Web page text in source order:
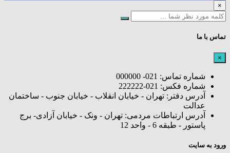
×
تماس با ما
×
شماره تماس: 021- 000000
شماره فکس: 021-222222
آدرس دفتر: تهران - خیابان انقلاب - خیابان جنوب - ساختمان
عدالت
آدرس ارتباطات مردمی: تهران - ونک - خیابان آزادی- برج
پاستور - طبقه 6 - واحد 12
ورود به سایت